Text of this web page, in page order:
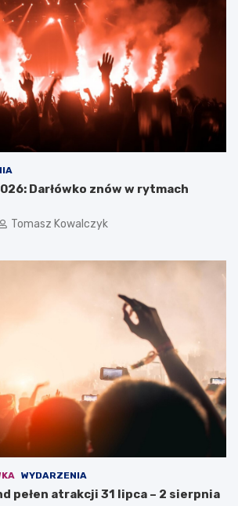
Darłówko znów w rytmach
Tomasz Kowalczyk
WYDARZENIA
pełen atrakcji 31 lipca – 2 sierpnia